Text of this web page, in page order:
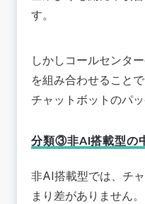
す。
しかしコールセンタ
を組み合わせること
チャットボットのパ
分類③非AI搭載型の
非AI搭載型では、チ
まり差がありません。